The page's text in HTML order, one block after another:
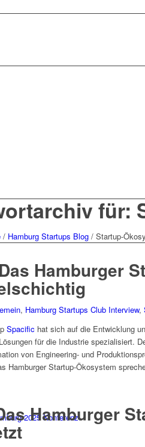
2025 Konferenz
für:
/ Hamburg Startups Blog / Startup-
Hamburger
, Hamburg Startups Club Interview,
Spacific hat sich auf die Entwicklung
für die Industrie spezialisiert.
von Engineering- und
Hamburger Startup-Ökosystem
Hamburger